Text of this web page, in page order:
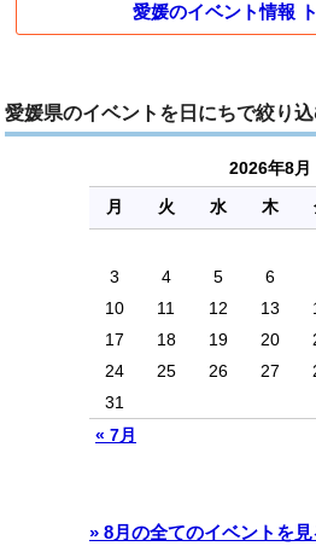
愛媛のイベント情報
愛媛県のイベントを日にちで絞り
2026年8月
月
火 水 木
« 7月
3
4 5 6
10
11 12 13
17
18 19 20
24
25 26 27
31
» 8月の全てのイベントを見